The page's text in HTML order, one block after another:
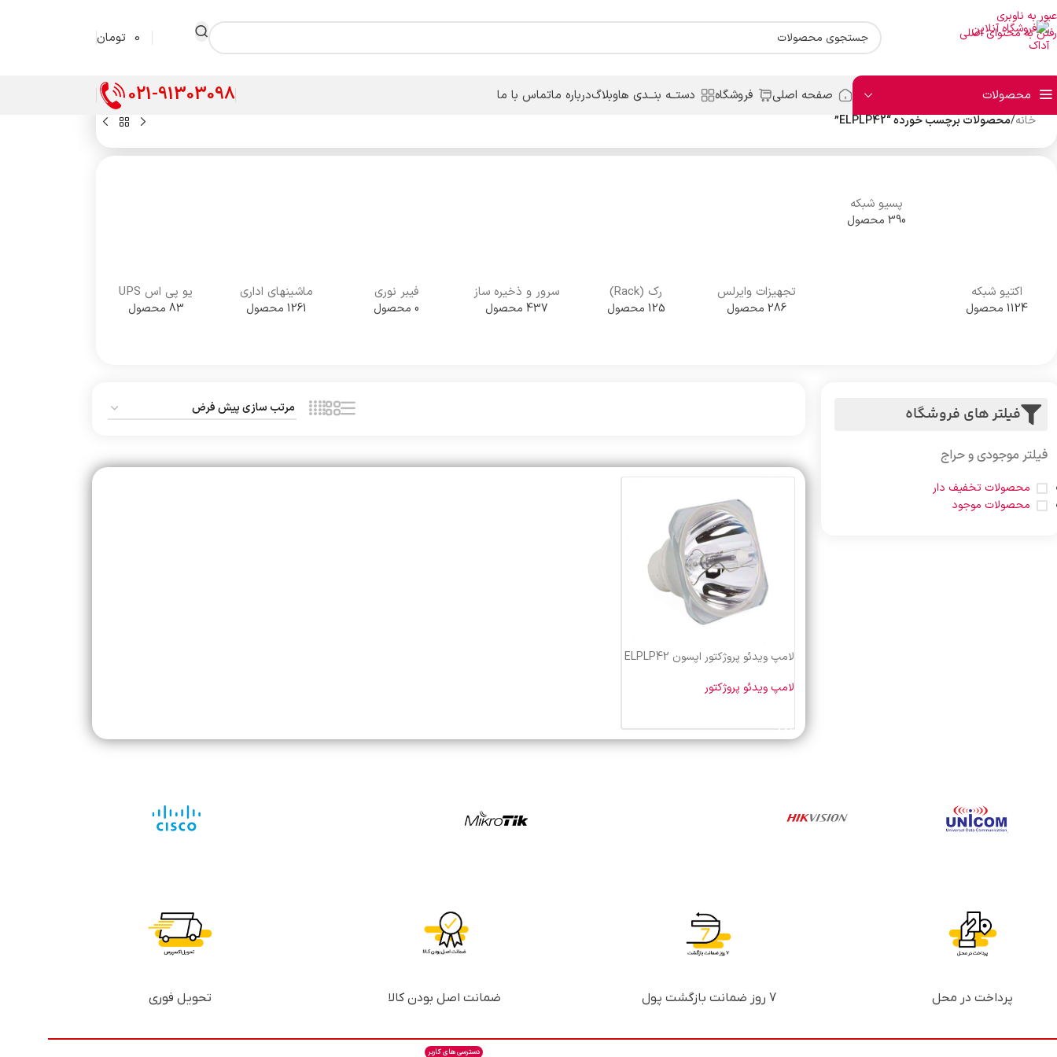
عبور به ناوبری
رفتن به محتوای اصلی
0 تومان
محصولات صفحه اصلی فروشگاه دستــه بنــدی هاوبلاگدرباره ماتماس با ما 021-91303098
خانه/محصولات برچسب خورده “ELPLP42”
اکتیو شبکه
1124 محصول
پسیو شبکه
390 محصول
تجهیزات وایرلس
286 محصول
رک (Rack)
125 محصول
سرور و ذخیره ساز
437 محصول
فیبر نوری
0 محصول
ماشینهای اداری
1261 محصول
یو پی اس UPS
83 محصول
فیلتر های فروشگاه
فیلتر موجودی و حراج
محصولات تخفیف دار
محصولات موجود
لامپ ویدئو پروژکتور اپسون ELPLP42
لامپ ویدئو پروژکتور
پرداخت در محل 7 روز ضمانت بازگشت پول ضمانت اصل بودن کالا تحویل فوری
دسترسی های کاربر